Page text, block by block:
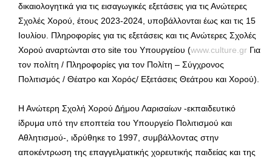
δικαιολογητικά για τις εισαγωγικές εξετάσεις για τις Ανώτερες
Σχολές Χορού, έτους 2023-2024, υποβάλλονται έως και τις 15
Ιουλίου. Πληροφορίες για τις εξετάσεις και τις Ανώτερες Σχολές
Χορού αναρτώνται στο site του Υπουργείου (www.culture.gr Για
τον πολίτη / Πληροφορίες για τον Πολίτη – Σύγχρονος
Πολιτισμός / Θέατρο και Χορός/ Εξετάσεις Θεάτρου και Χορού).
Η Ανώτερη Σχολή Χορού Δήμου Λαρισαίων -εκπαιδευτικό
ίδρυμα υπό την εποπτεία του Υπουργείο Πολιτισμού και
Αθλητισμού-, ιδρύθηκε το 1997, συμβάλλοντας στην
αποκέντρωση της επαγγελματικής χορευτικής παιδείας και της